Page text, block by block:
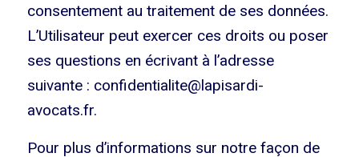
consentement au traitement de ses données.
L’Utilisateur peut exercer ces droits ou poser
ses questions en écrivant à l’adresse
suivante : confidentialite@lapisardi-
avocats.fr.
Pour plus d’informations sur notre façon de